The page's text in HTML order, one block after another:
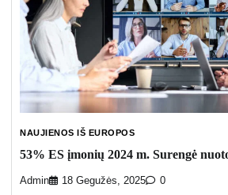
NAUJIENOS IŠ EUROPOS
53% ES įmonių 2024 m. Surengė
Admin 18 Gegužės, 2025 0